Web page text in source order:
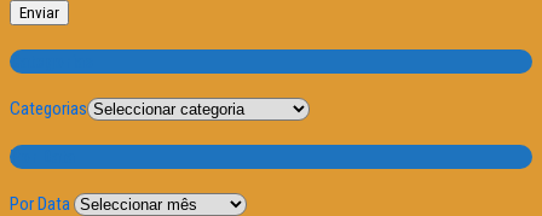
Categorias
Categorias
Por Data
Por Data